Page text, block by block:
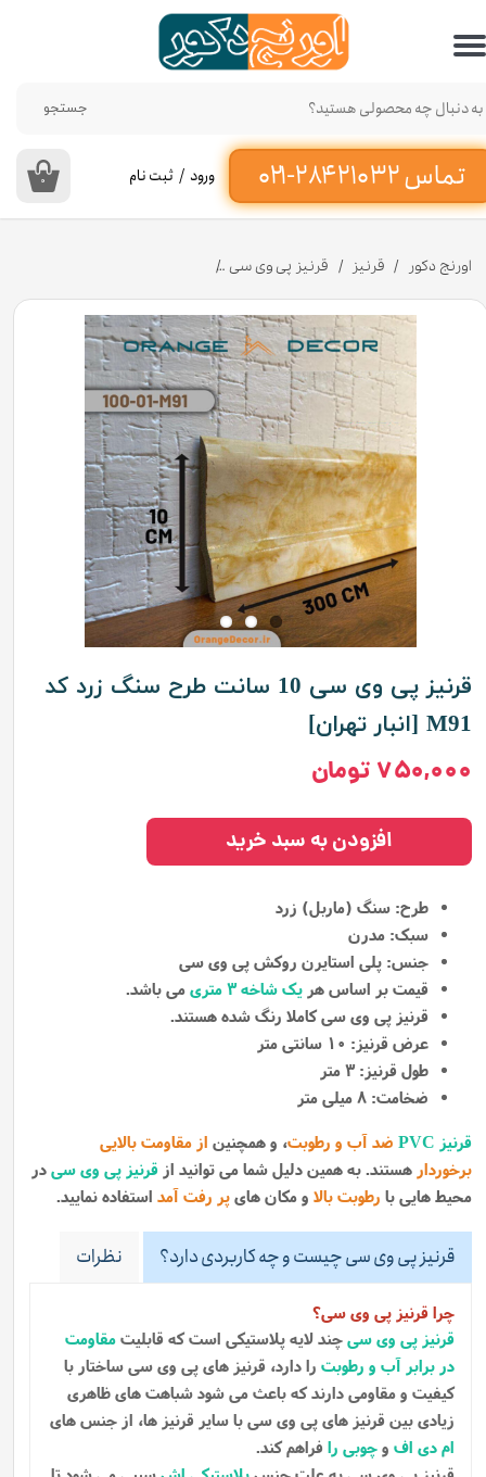
تماس ۳۲ ۲۱۰ ۲۸۴-۰۲۱‌
جستجو
۰ ورود / ثبت نام
حساب کاربری من
تغییر گذر واژه
سفارشات
خروج از حساب کاربری
اورنج دکور قرنیز قرنیز پی وی سی
قرنیز پی وی سی 10 سانت طرح سنگ زرد کد
M91 [انبار تهران]
۷۵۰,۰۰۰ تومان
طرح: سنگ (ماربل) زرد
سبک: مدرن
جنس: پلی استایرن روکش پی وی سی
قیمت بر اساس هر یک شاخه ۳ متری
می باشد.
قرنیز پی وی سی کاملا رنگ شده هستند.
عرض قرنیز: 10 سانتی متر
طول قرنیز: 3 متر
ضخامت: 8 میلی متر
قرنیز PVC
ضد آب و رطوبت، و همچنین از مقاومت بالایی
برخوردار هستند. به همین دلیل شما می توانید از قرنیز پی وی سیدر
محیط هایی با رطوبت بالا و مکان هایپر رفت آمد استفاده نمایید.
افزودن به سبد خرید
قرنیز پی وی سی چیست و چه کاربردی دارد؟ نظرات
چرا قرنیز پی وی سی؟
قرنیز پی وی سیچند لایه پلاستیکی است که قابلیتمقاومت
در برابر آب و رطوبت را دارد، قرنیز های پی وی سی ساختار با
کیفیت و مقاومی دارند که باعث می شود شباهت های ظاهری
زیادی بین قرنیز های پی وی سی با سایر قرنیز ها، از جنس های
ام دی اف وچوبی را فراهم کند.